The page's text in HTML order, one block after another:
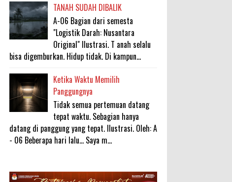
TANAH SUDAH DIBALIK
A-06 Bagian dari semesta
"Logistik Darah: Nusantara
Original" Ilustrasi. T anah selalu
bisa digemburkan. Hidup tidak. Di kampun...
Ketika Waktu Memilih
Panggungnya
Tidak semua pertemuan datang
tepat waktu. Sebagian hanya
datang di panggung yang tepat. Ilustrasi. Oleh: A
- 06 Beberapa hari lalu... Saya m...